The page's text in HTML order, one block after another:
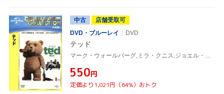
中古
店舗受取可
DVD・ブルーレイ
DVD
テッド
マーク・ウォールバーグ,ミラ・クニス,ジョエル・マクヘイル,セス・マクファーレン(監督、声優),ウォルター・マーフィー(音楽)
¥550円
定価より1,021円（64%）おトク